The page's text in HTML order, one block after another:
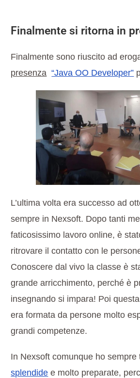
Finalmente si ritorna in
Finalmente sono riuscito ad
presenza “Java OO Developer”
L’ultima volta era successo ad
sempre in Nexsoft. Dopo tanti
faticosissimo lavoro online, è
ritrovare il contatto con le
Conoscere dal vivo la classe è
grande arricchimento, perché è
insegnando si impara! Poi
era formata da persone molto
grandi competenze.
In Nexsoft comunque ho sempre
splendide e molto preparate,